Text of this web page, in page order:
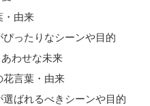
・由来
ぴったりなシーンや目的
わせな未来
花言葉・由来
選ばれるべきシーンや目的